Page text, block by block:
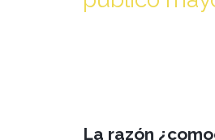
La razón